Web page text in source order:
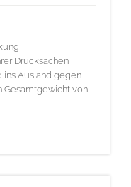
Drucksachen
ins Ausland gegen
Gesamtgewicht von